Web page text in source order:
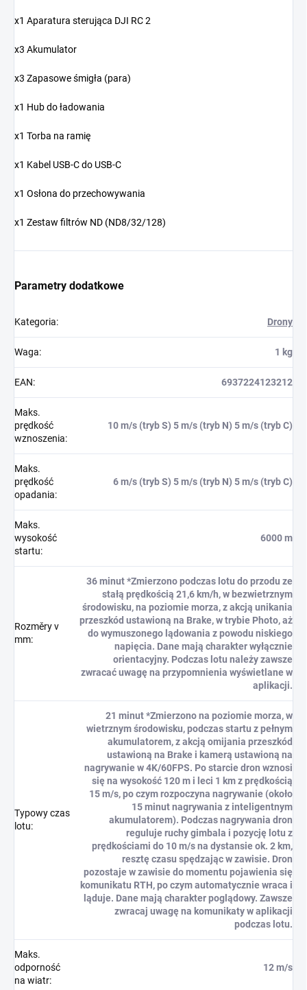
x1 Aparatura sterująca DJI RC 2
x3 Akumulator
x3 Zapasowe śmigła (para)
x1 Hub do ładowania
x1 Torba na ramię
x1 Kabel USB-C do USB-C
x1 Osłona do przechowywania
x1 Zestaw filtrów ND (ND8/32/128)
Parametry dodatkowe
Kategoria: Drony
Waga: 1 kg
EAN: 6937224123212
Maks.
prędkość
wznoszenia:
10 m/s (tryb S) 5 m/s (tryb N) 5 m/s (tryb C)
Maks.
prędkość
opadania:
6 m/s (tryb S) 5 m/s (tryb N) 5 m/s (tryb C)
Maks.
wysokość
startu:
6000 m
Rozměry v
mm:
36 minut *Zmierzono podczas lotu do przodu ze
stałą prędkością 21,6 km/h, w bezwietrznym
środowisku, na poziomie morza, z akcją unikania
przeszkód ustawioną na Brake, w trybie Photo, aż
do wymuszonego lądowania z powodu niskiego
napięcia. Dane mają charakter wyłącznie
orientacyjny. Podczas lotu należy zawsze
zwracać uwagę na przypomnienia wyświetlane w
aplikacji.
Typowy czas
lotu:
21 minut *Zmierzono na poziomie morza, w
wietrznym środowisku, podczas startu z pełnym
akumulatorem, z akcją omijania przeszkód
ustawioną na Brake i kamerą ustawioną na
nagrywanie w 4K/60FPS. Po starcie dron wznosi
się na wysokość 120 m i leci 1 km z prędkością
15 m/s, po czym rozpoczyna nagrywanie (około
15 minut nagrywania z inteligentnym
akumulatorem). Podczas nagrywania dron
reguluje ruchy gimbala i pozycję lotu z
prędkościami do 10 m/s na dystansie ok. 2 km,
resztę czasu spędzając w zawisie. Dron
pozostaje w zawisie do momentu pojawienia się
komunikatu RTH, po czym automatycznie wraca i
ląduje. Dane mają charakter poglądowy. Zawsze
zwracaj uwagę na komunikaty w aplikacji
podczas lotu.
Maks.
odporność
na wiatr:
12 m/s